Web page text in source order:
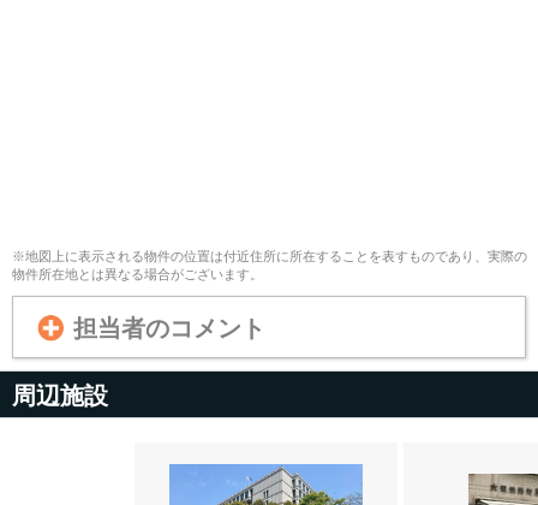
※地図上に表示される物件の位置は付近住所に所在することを表すものであり、実際の
物件所在地とは異なる場合がございます。
担当者のコメント
周辺施設